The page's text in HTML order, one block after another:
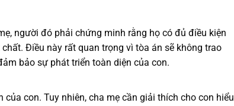
người đó phải chứng minh rằng họ có đủ điều kiện
Điều này rất quan trọng vì tòa án sẽ không trao
bảo sự phát triển toàn diện của con.
con. Tuy nhiên, cha mẹ cần giải thích cho con